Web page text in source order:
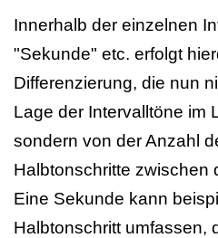
Innerhalb der einzelnen
"Sekunde" etc. erfolgt
Differenzierung, die nun
Lage der Intervalltöne im
sondern von der Anzahl
Halbtonschritte zwischen
Eine Sekunde kann
Halbtonschritt umfassen,